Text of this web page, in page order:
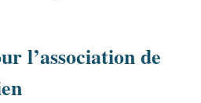
l’association de